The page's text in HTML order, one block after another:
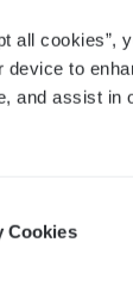
all cookies”,
device to
and assist in
Cookies